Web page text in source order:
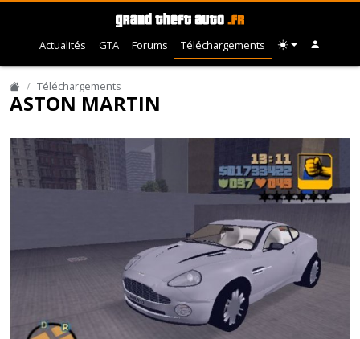
Actualités GTA Forums Téléchargements
Téléchargements
ASTON MARTIN